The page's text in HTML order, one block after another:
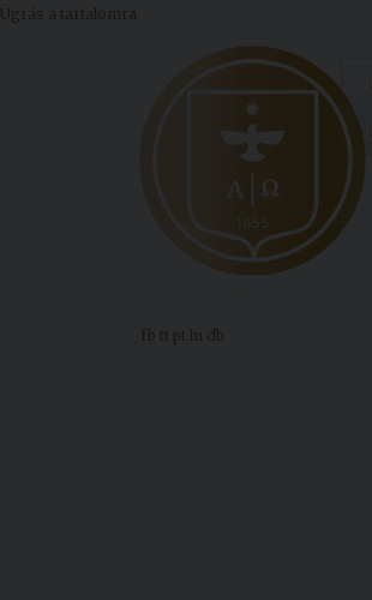
Ugrás a tartalomra
fb tt pt ln db